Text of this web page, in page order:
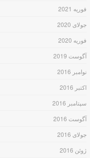
فوریه 2021
جولای 2020
فوریه 2020
آگوست 2019
نوامبر 2016
اکتبر 2016
سپتامبر 2016
آگوست 2016
جولای 2016
ژوئن 2016